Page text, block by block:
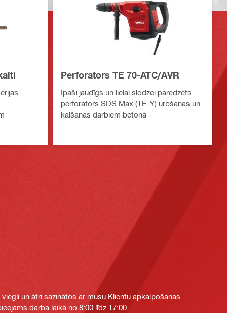
Perforators TE 70-ATC/AVR
Īpaši jaudīgs un lielai slodzei paredzēts
perforators SDS Max (TE-Y) urbšanas un
kalšanas darbiem betonā
un ātri sazinātos ar mūsu Klientu apkalpošanas
darba laikā no 8:00 līdz 17:00.